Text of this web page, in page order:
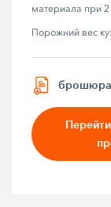
материала при
Порожний вес
брошюра